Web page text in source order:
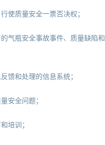
使质量安全一票否决权；
气瓶安全事故事件、质量缺陷和
馈和处理的信息系统；
安全问题；
培训；